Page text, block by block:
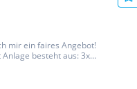
mir ein faires Angebot!
besteht aus: 3x
1590 (1x OVP) 2x
wie folgt: 16x 1205...